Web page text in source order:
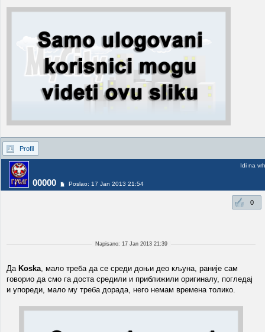
Profil
00000 Poslao: 17 Jan 2013 21:54
Idi na vrh
0
Napisano: 17 Jan 2013 21:39
Да Koska, мало треба да се среди доњи део кљуна, раније сам
говорио да смо га доста средили и приближили оригиналу, погледај
и упореди, мало му треба дорада, него немам времена толико.